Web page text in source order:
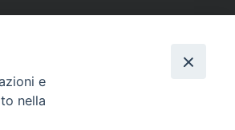
e
nella